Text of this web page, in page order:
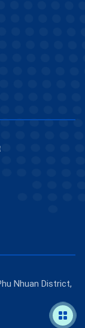
Nhuan District,